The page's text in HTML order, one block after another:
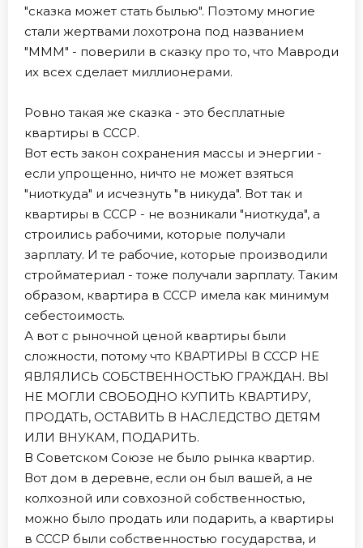
"сказка может стать былью". Поэтому многие
стали жертвами лохотрона под названием
"МММ" - поверили в сказку про то, что Мавроди
их всех сделает миллионерами.
Ровно такая же сказка - это бесплатные
квартиры в СССР.
Вот есть закон сохранения массы и энергии -
если упрощенно, ничто не может взяться
"ниоткуда" и исчезнуть "в никуда". Вот так и
квартиры в СССР - не возникали "ниоткуда", а
строились рабочими, которые получали
зарплату. И те рабочие, которые производили
стройматериал - тоже получали зарплату. Таким
образом, квартира в СССР имела как минимум
себестоимость.
А вот с рыночной ценой квартиры были
сложности, потому что КВАРТИРЫ В СССР НЕ
ЯВЛЯЛИСЬ СОБСТВЕННОСТЬЮ ГРАЖДАН. ВЫ
НЕ МОГЛИ СВОБОДНО КУПИТЬ КВАРТИРУ,
ПРОДАТЬ, ОСТАВИТЬ В НАСЛЕДСТВО ДЕТЯМ
ИЛИ ВНУКАМ, ПОДАРИТЬ.
В Советском Союзе не было рынка квартир.
Вот дом в деревне, если он был вашей, а не
колхозной или совхозной собственностью,
можно было продать или подарить, а квартиры
в СССР были собственностью государства, и